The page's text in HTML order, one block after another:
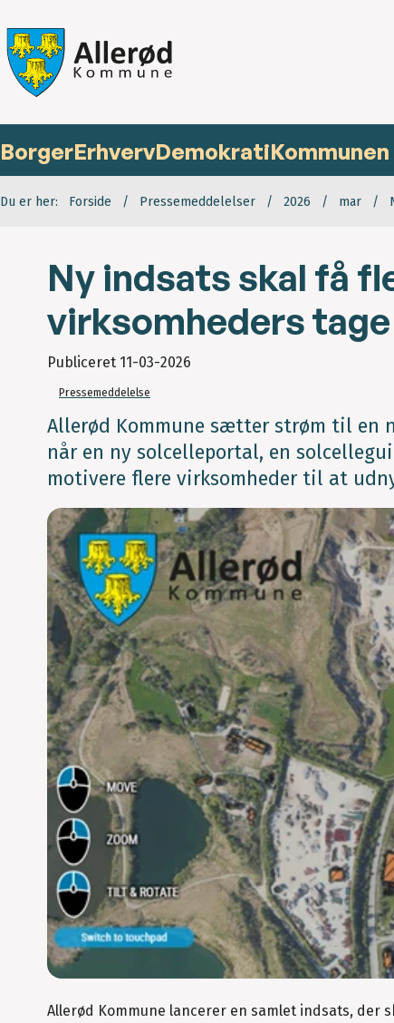
BorgerErhvervDemokratiKommunen
Du er her: Forside Pressemeddelelser 2026 mar
Ny indsats skal få
virksomheders tage
Publiceret 11-03-2026
Pressemeddelelse
Allerød Kommune sætter strøm til en
når en ny solcelleportal, en
motivere flere virksomheder til at
Allerød Kommune lancerer en samlet indsats, der